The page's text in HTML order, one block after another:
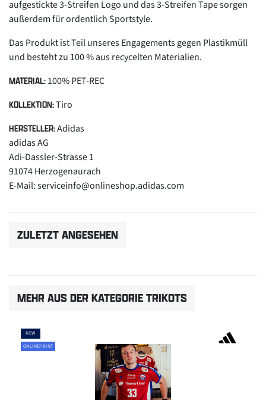
aufgestickte 3-Streifen Logo und das 3-Streifen Tape sorgen
außerdem für ordentlich Sportstyle.
Das Produkt ist Teil unseres Engagements gegen Plastikmüll
und besteht zu 100 % aus recycelten Materialien.
MATERIAL: 100% PET-REC
KOLLEKTION:Tiro
HERSTELLER:Adidas
adidas AG
Adi-Dassler-Strasse 1
91074 Herzogenaurach
E-Mail: serviceinfo@onlineshop.adidas.com
ZULETZT ANGESEHEN
MEHR AUS DER KATEGORIE TRIKOTS
NEW
ONLINEPRINT